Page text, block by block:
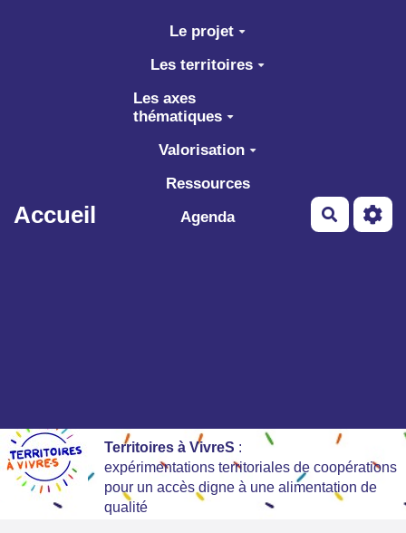
Aller au contenu principal
Accueil
Le projet
Les territoires
Les axes
thématiques
Valorisation
Ressources
Agenda
Territoires à VivreS :
expérimentations territoriales de coopérations
pour un accès digne à une alimentation de
qualité